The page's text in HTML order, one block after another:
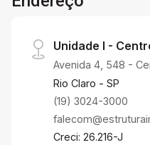
Unidade I -
Avenida 4, 548 -
Rio Claro - SP
(19) 3024-3000
Creci: 26.216-J